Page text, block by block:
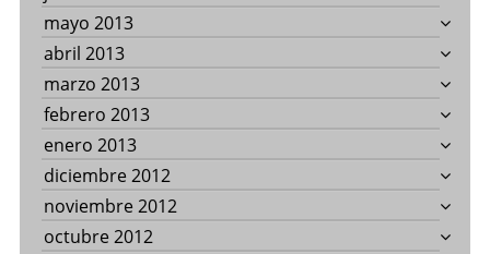
mayo 2013
abril 2013
marzo 2013
febrero 2013
enero 2013
diciembre 2012
noviembre 2012
octubre 2012